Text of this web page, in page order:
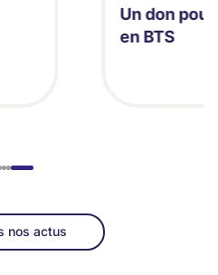
"veilleurs de vie"
nos actus
nos actus